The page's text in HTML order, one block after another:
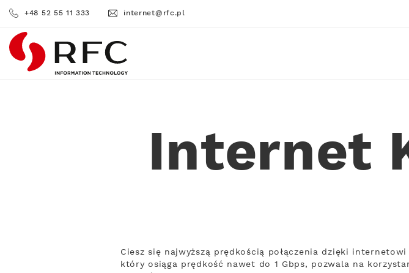
+48 52 55 11 333 internet@rfc.pl
RFC
Internet
Ciesz się najwyższą prędkością połączenia dzięki
który osiąga prędkość nawet do 1 Gbps, pozwala na